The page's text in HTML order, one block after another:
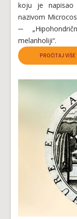
koju je napisao
nazivom
─
melanholiji“.
PROČITAJ VIŠE